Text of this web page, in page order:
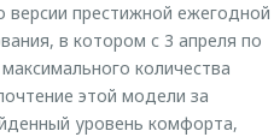
версии престижной ежегодной
в котором с 3 апреля по
количества
этой модели за
уровень комфорта,